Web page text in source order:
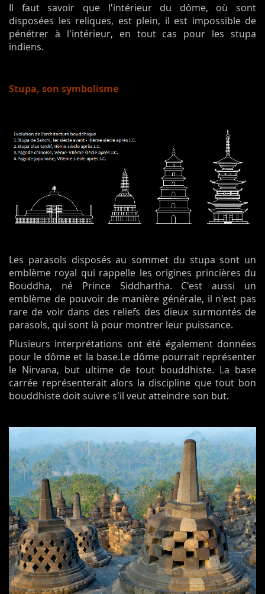
Il faut savoir que l'intérieur du dôme, où sont
disposées les reliques, est plein, il est impossible de
pénétrer à l'intérieur, en tout cas pour les stupa
indiens.
Stupa, son symbolisme
Les parasols disposés au sommet du stupa sont un
emblème royal qui rappelle les origines princières du
Bouddha, né Prince Siddhartha. C'est aussi un
emblème de pouvoir de manière générale, il n'est pas
rare de voir dans des reliefs des dieux surmontés de
parasols, qui sont là pour montrer leur puissance.
Plusieurs interprétations ont été également données
pour le dôme et la base.Le dôme pourrait représenter
le Nirvana, but ultime de tout bouddhiste. La base
carrée représenterait alors la discipline que tout bon
bouddhiste doit suivre s'il veut atteindre son but.